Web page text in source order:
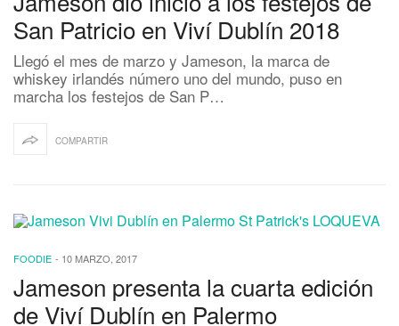
San Patricio en Viví Dublín 2018
Llegó el mes de marzo y Jameson, la marca de
whiskey irlandés número uno del mundo, puso en
marcha los festejos de San P…
COMPARTIR
FOODIE - 10 MARZO, 2017
Jameson presenta la cuarta edición
de Viví Dublín en Palermo